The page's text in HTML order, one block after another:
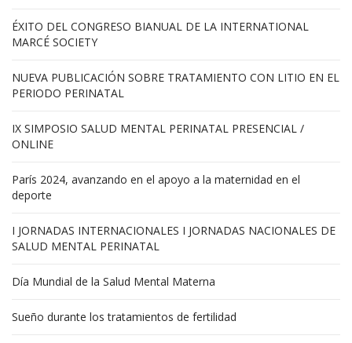
ÉXITO DEL CONGRESO BIANUAL DE LA INTERNATIONAL
MARCÉ SOCIETY
NUEVA PUBLICACIÓN SOBRE TRATAMIENTO CON LITIO EN EL
PERIODO PERINATAL
IX SIMPOSIO SALUD MENTAL PERINATAL PRESENCIAL /
ONLINE
París 2024, avanzando en el apoyo a la maternidad en el
deporte
I JORNADAS INTERNACIONALES I JORNADAS NACIONALES DE
SALUD MENTAL PERINATAL
Día Mundial de la Salud Mental Materna
Sueño durante los tratamientos de fertilidad